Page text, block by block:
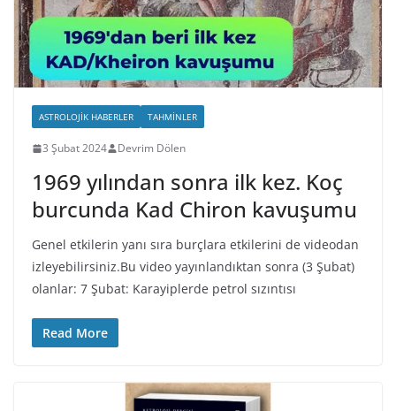
ASTROLOJIK HABERLER TAHMINLER
3 Şubat 2024 Devrim Dölen
1969 yılından sonra ilk kez. Koç
burcunda Kad Chiron kavuşumu
Genel etkilerin yanı sıra burçlara etkilerini de videodan
izleyebilirsiniz.Bu video yayınlandıktan sonra (3 Şubat)
olanlar: 7 Şubat: Karayiplerde petrol sızıntısı
Read More